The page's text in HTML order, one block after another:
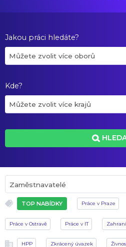
Jakou práci hledáte?
Můžete zvolit více oborů
Kde?
Můžete zvolit více krajů
Zaměstnavatelé
TOP NABÍDKY Práce v Praze
Práce v Ostravě Práce v IT
HPP Zkrácený úvazek